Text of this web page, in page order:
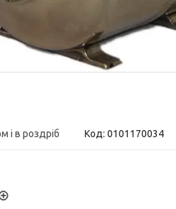
і в роздріб Код: 0101170034